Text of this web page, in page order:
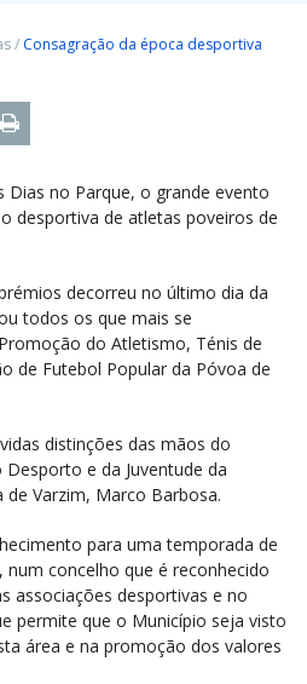
/ Consagração da época desportiva
Dias no Parque, o grande evento
desportiva de atletas poveiros de
decorreu no último dia da
todos os que mais se
do Atletismo, Ténis de
de Futebol Popular da Póvoa de
distinções das mãos do
e da Juventude da
Varzim, Marco Barbosa.
para uma temporada de
concelho que é reconhecido
associações desportivas e no
permite que o Município seja visto
área e na promoção dos valores